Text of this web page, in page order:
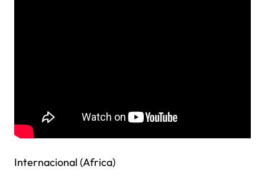
Internacional (Africa)